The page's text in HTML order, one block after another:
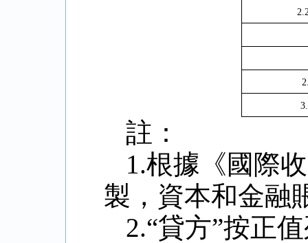
3.
註：
1.根據《國際
製，資本和金融
2.“貸方”按正